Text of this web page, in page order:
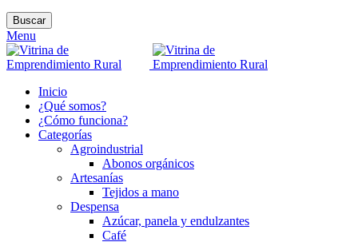
Buscar
Menu
Inicio
¿Qué somos?
¿Cómo funciona?
Categorías
Agroindustrial
Abonos orgánicos
Artesanías
Tejidos a mano
Despensa
Azúcar, panela y endulzantes
Café